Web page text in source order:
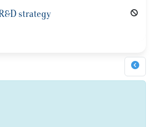
strategy